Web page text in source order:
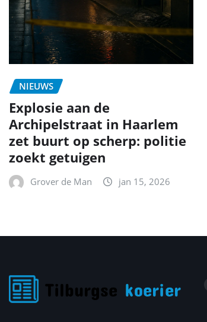
NIEUWS
Explosie aan de
Archipelstraat in Haarlem
zet buurt op scherp: politie
zoekt getuigen
Grover de Man jan 15, 2026